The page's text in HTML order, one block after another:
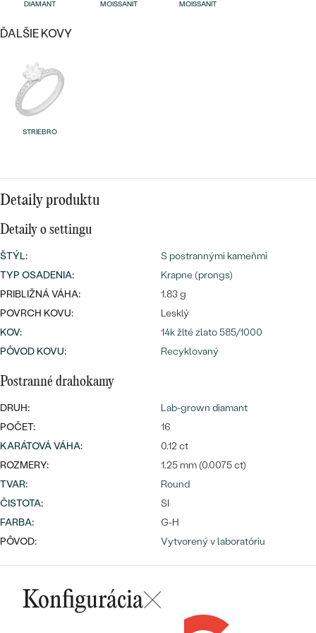
Wave kolekcia
PODĽA TVARU DRAHOKAMU
NA MIERU
DIAMANTY
Bestsellery
náušnice
Personalizované
prívesky
Najpredávanejšie
prstene
DIAMANT MOISSANIT MOISSANIT
ĎALŠIE KOVY
STRIEBRO
Detaily produktu
Detaily o settingu
ŠTÝL:
S postrannými kameňmi
TYP OSADENIA:
Krapne (prongs)
PRIBLIŽNÁ VÁHA:
1.83 g
POVRCH KOVU:
Lesklý
KOV:
14k žlté zlato 585/1000
PÔVOD KOVU: Recyklovaný
Postranné drahokamy
DRUH:
Lab-grown diamant
POČET:
16
KARÁTOVÁ VÁHA:
0.12 ct
ROZMERY:
1.25 mm (0.0075 ct)
TVAR:
Round
ČISTOTA:
SI
FARBA:
G-H
PÔVOD:
Vytvorený v laboratóriu
Konfigurácia